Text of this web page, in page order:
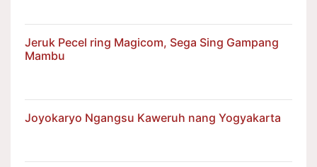
Jeruk Pecel ring Magicom, Sega Sing Gampang
Mambu
Joyokaryo Ngangsu Kaweruh nang Yogyakarta